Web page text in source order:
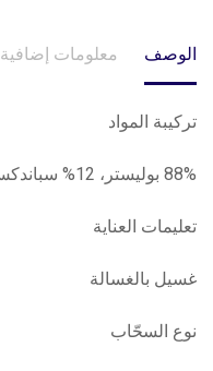
الوصف معلومات إضافية
تركيبة المواد
88% بوليستر، 12% سباندكس
تعليمات العناية
غسيل بالغسالة
نوع السحّاب